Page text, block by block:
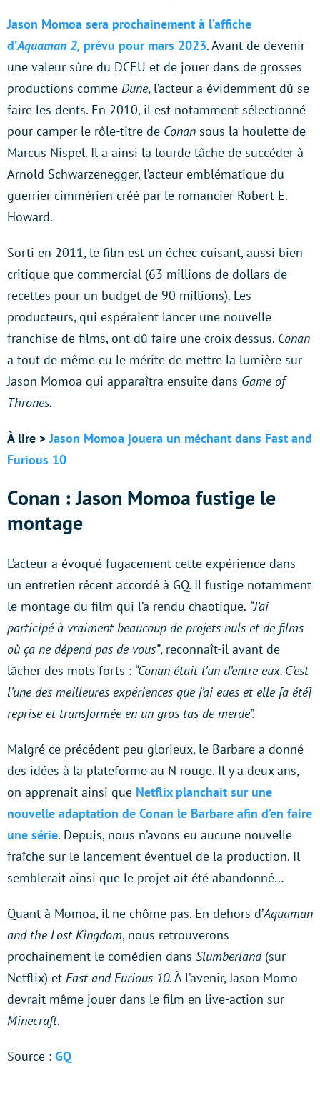
Jason Momoa sera prochainement à l’affiche
d’Aquaman 2, prévu pour mars 2023. Avant de devenir
une valeur sûre du DCEU et de jouer dans de grosses
productions comme Dune, l’acteur a évidemment dû se
faire les dents. En 2010, il est notamment sélectionné
pour camper le rôle-titre de Conan sous la houlette de
Marcus Nispel. Il a ainsi la lourde tâche de succéder à
Arnold Schwarzenegger, l’acteur emblématique du
guerrier cimmérien créé par le romancier Robert E.
Howard.
Sorti en 2011, le film est un échec cuisant, aussi bien
critique que commercial (63 millions de dollars de
recettes pour un budget de 90 millions). Les
producteurs, qui espéraient lancer une nouvelle
franchise de films, ont dû faire une croix dessus. Conan
a tout de même eu le mérite de mettre la lumière sur
Jason Momoa qui apparaîtra ensuite dans Game of
Thrones.
À lire >Jason Momoa jouera un méchant dans Fast and
Furious 10
Conan : Jason Momoa fustige le
montage
L’acteur a évoqué fugacement cette expérience dans
un entretien récent accordé à GQ. Il fustige notamment
le montage du film qui l’a rendu chaotique. “J’ai
participé à vraiment beaucoup de projets nuls et de films
où ça ne dépend pas de vous”, reconnaît-il avant de
lâcher des mots forts : “Conan était l’un d’entre eux. C’est
l’une des meilleures expériences que j’ai eues et elle [a été]
reprise et transformée en un gros tas de merde”.
Malgré ce précédent peu glorieux, le Barbare a donné
des idées à la plateforme au N rouge. Il y a deux ans,
on apprenait ainsi que Netflix planchait sur une
nouvelle adaptation de Conan le Barbare afin d’en faire
une série. Depuis, nous n’avons eu aucune nouvelle
fraîche sur le lancement éventuel de la production. Il
semblerait ainsi que le projet ait été abandonné…
Quant à Momoa, il ne chôme pas. En dehors d’Aquaman
and the Lost Kingdom, nous retrouverons
prochainement le comédien dans Slumberland(sur
Netflix) et Fast and Furious 10. À l’avenir, Jason Momo
devrait même jouer dans le film en live-action sur
Minecraft.
Source : GQ